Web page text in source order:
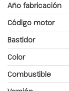
Año fabricación
Código motor
Bastidor
Color
Combustible